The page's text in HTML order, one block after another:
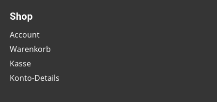
Shop
Account
Warenkorb
Kasse
Konto-Details